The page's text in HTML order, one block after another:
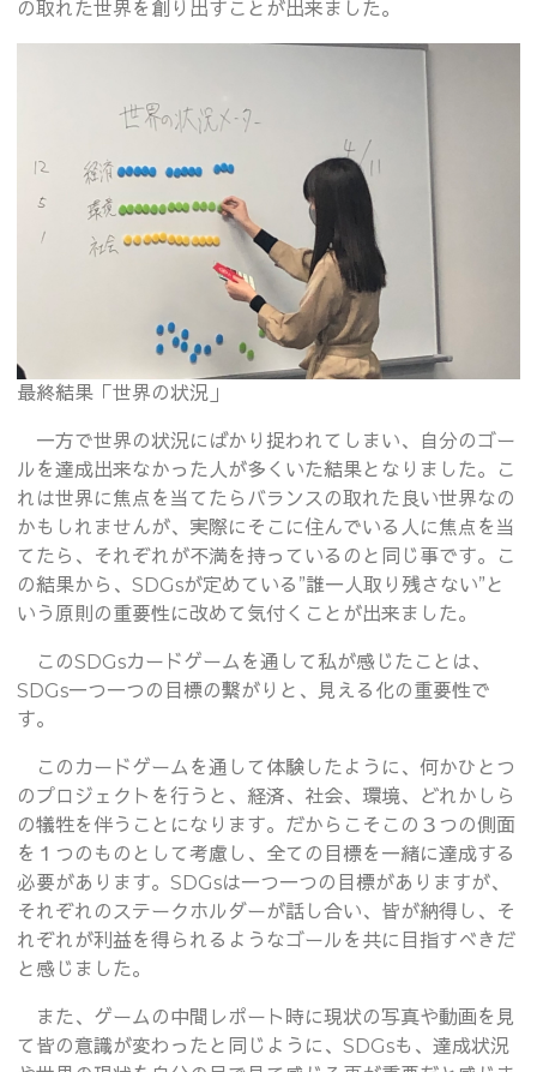
の取れた世界を創り出すことが出来ました。
最終結果「世界の状況」
一方で世界の状況にばかり捉われてしまい、自分のゴー
ルを達成出来なかった人が多くいた結果となりました。こ
れは世界に焦点を当てたらバランスの取れた良い世界なの
かもしれませんが、実際にそこに住んでいる人に焦点を当
てたら、それぞれが不満を持っているのと同じ事です。こ
の結果から、SDGsが定めている”誰一人取り残さない”と
いう原則の重要性に改めて気付くことが出来ました。
このSDGsカードゲームを通して私が感じたことは、
SDGs一つ一つの目標の繋がりと、見える化の重要性で
す。
このカードゲームを通して体験したように、何かひとつ
のプロジェクトを行うと、経済、社会、環境、どれかしら
の犠牲を伴うことになります。だからこそこの３つの側面
を１つのものとして考慮し、全ての目標を一緒に達成する
必要があります。SDGsは一つ一つの目標がありますが、
それぞれのステークホルダーが話し合い、皆が納得し、そ
れぞれが利益を得られるようなゴールを共に目指すべきだ
と感じました。
また、ゲームの中間レポート時に現状の写真や動画を見
て皆の意識が変わったと同じように、SDGsも、達成状況